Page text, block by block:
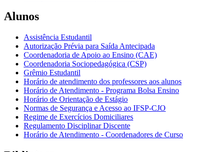
Alunos
Assistência Estudantil
Autorização Prévia para Saída Antecipada
Coordenadoria de Apoio ao Ensino (CAE)
Coordenadoria Sociopedagógica (CSP)
Grêmio Estudantil
Horário de atendimento dos professores aos alunos
Horário de Atendimento - Programa Bolsa Ensino
Horário de Orientação de Estágio
Normas de Segurança e Acesso ao IFSP-CJO
Regime de Exercícios Domiciliares
Regulamento Disciplinar Discente
Horário de Atendimento - Coordenadores de Curso